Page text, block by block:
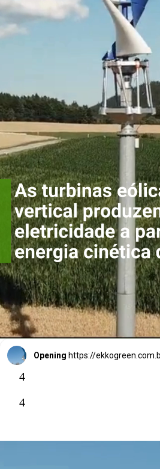
As turbinas
eólicas de eixo
vertical
produzem
eletricidade a
partir da energia
cinética do
vento.
Opening
4
4